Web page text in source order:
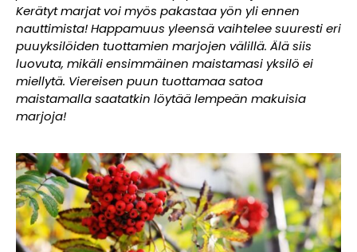
Kerätyt marjat voi myös pakastaa yön yli ennen
nauttimista! Happamuus yleensä vaihtelee suuresti eri
puuyksilöiden tuottamien marjojen välillä. Älä siis
luovuta, mikäli ensimmäinen maistamasi yksilö ei
miellytä. Viereisen puun tuottamaa satoa
maistamalla saatatkin löytää lempeän makuisia
marjoja!